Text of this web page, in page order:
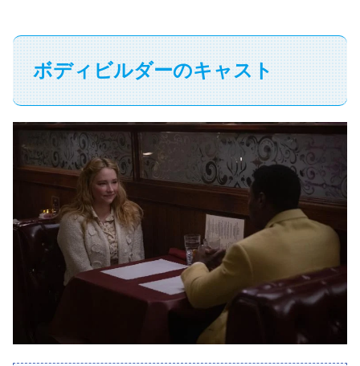
ボディビルダーのキャスト